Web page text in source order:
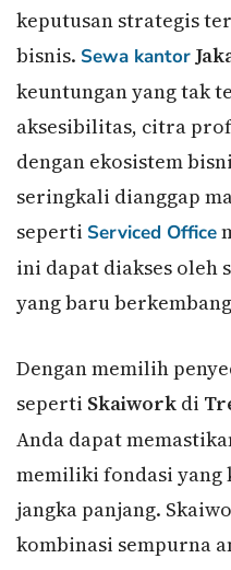
keputusan strategis
bisnis. Sewa kantor
keuntungan yang tak
aksesibilitas, citra
dengan ekosistem
seringkali dianggap
seperti Serviced Office
ini dapat diakses oleh
yang baru
Dengan memilih
seperti Skaiwork di
Anda dapat
memiliki fondasi
jangka panjang.
kombinasi sempurna